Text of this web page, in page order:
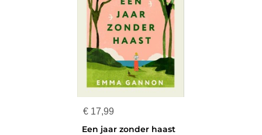
€ 17,99
Een jaar zonder haast